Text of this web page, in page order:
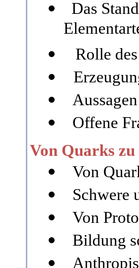
Das
Rolle
Offene
Von Quarks
Von
Schwere
Von
Bildung